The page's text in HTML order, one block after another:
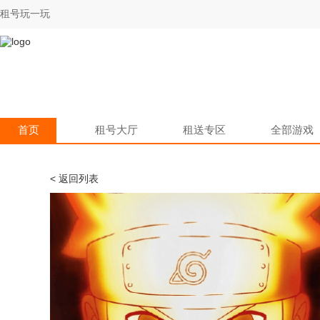
租号玩一玩
首页 租号大厅 租送专区 全部游戏
< 返回列表